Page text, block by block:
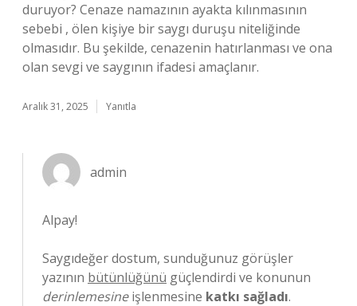
duruyor? Cenaze namazının ayakta kılınmasının
sebebi , ölen kişiye bir saygı duruşu niteliğinde
olmasıdır. Bu şekilde, cenazenin hatırlanması ve ona
olan sevgi ve saygının ifadesi amaçlanır.
Aralık 31, 2025 Yanıtla
admin
Alpay!
Saygıdeğer dostum, sunduğunuz görüşler
yazının bütünlüğünü güçlendirdi ve konunun
derinlemesineişlenmesine katkı sağladı.